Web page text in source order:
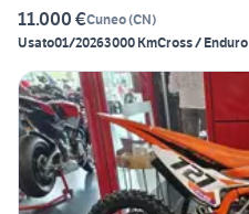
11.000 €Cuneo(CN)
Usato01/20263000 KmCross / Enduro